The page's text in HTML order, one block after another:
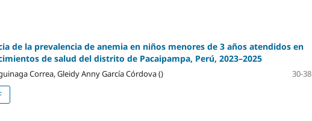
de la prevalencia de anemia en niños menores de 3 años atendidos en
de salud del distrito de Pacaipampa, Perú, 2023–2025
Correa, Gleidy Anny García Córdova ()
30-38